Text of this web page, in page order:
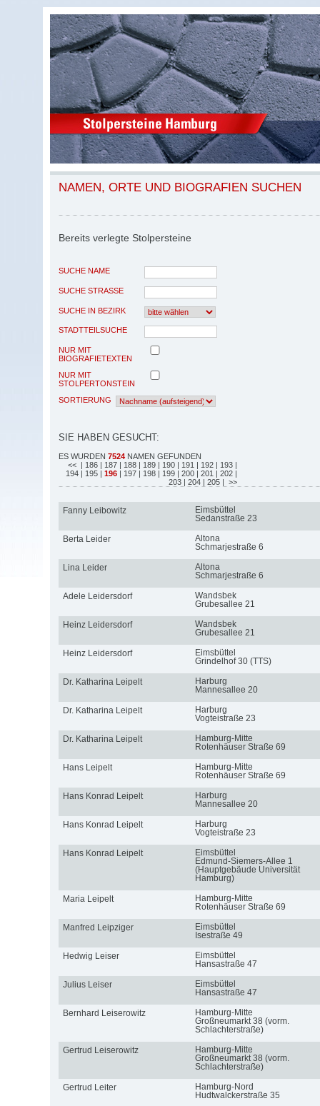
NAMEN, ORTE UND BIOGRAFIEN SUCHEN
Bereits verlegte Stolpersteine
SUCHE NAME
SUCHE STRASSE
SUCHE IN BEZIRK
STADTTEILSUCHE
NUR MIT
BIOGRAFIETEXTEN
NUR MIT
STOLPERTONSTEIN
SORTIERUNG
SIE HABEN GESUCHT:
ES WURDEN 7524 NAMEN GEFUNDEN
<< | 186 | 187 | 188 | 189 | 190 | 191 | 192 | 193 |
194 | 195 | 196 | 197 | 198 | 199 | 200 | 201 | 202 |
203 | 204 | 205 | >>
Fanny Leibowitz
Eimsbüttel
Sedanstraße 23
Berta Leider
Altona
Schmarjestraße 6
Lina Leider
Altona
Schmarjestraße 6
Adele Leidersdorf
Wandsbek
Grubesallee 21
Heinz Leidersdorf
Wandsbek
Grubesallee 21
Heinz Leidersdorf
Eimsbüttel
Grindelhof 30 (TTS)
Dr. Katharina Leipelt
Harburg
Mannesallee 20
Dr. Katharina Leipelt
Harburg
Vogteistraße 23
Dr. Katharina Leipelt
Hamburg-Mitte
Rotenhäuser Straße 69
Hans Leipelt
Hamburg-Mitte
Rotenhäuser Straße 69
Hans Konrad Leipelt
Harburg
Mannesallee 20
Hans Konrad Leipelt
Harburg
Vogteistraße 23
Hans Konrad Leipelt
Eimsbüttel
Edmund-Siemers-Allee 1
(Hauptgebäude Universität
Hamburg)
Maria Leipelt
Hamburg-Mitte
Rotenhäuser Straße 69
Manfred Leipziger
Eimsbüttel
Isestraße 49
Hedwig Leiser
Eimsbüttel
Hansastraße 47
Julius Leiser
Eimsbüttel
Hansastraße 47
Bernhard Leiserowitz
Hamburg-Mitte
Großneumarkt 38 (vorm.
Schlachterstraße)
Gertrud Leiserowitz
Hamburg-Mitte
Großneumarkt 38 (vorm.
Schlachterstraße)
Gertrud Leiter
Hamburg-Nord
Hudtwalckerstraße 35